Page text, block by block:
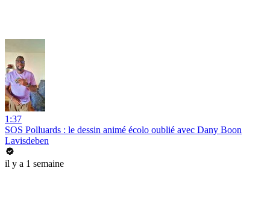
1:37
SOS Polluards : le dessin animé écolo oublié avec Dany Boon
Lavisdeben
il y a 1 semaine